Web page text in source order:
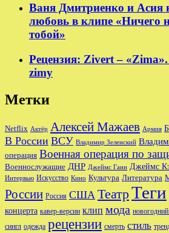
Ваня Дмитриенко и Асия
любовь в клипе «Ничего
тобой»
Рецензия: Zivert –
zimy
Метки
Netflix Актёр Алексей Мажаев Армия
В России ВСУ Владимир Зеленский
операция Военная операция по
Военнослужащие ДНР Джеймс Ганн Джеймс
Интервью Искусство Кино Культура Литература
России Россия США ТеатрТеги
концерта кавер-версии клип мода
сингл одежда рецензии смерть стиль